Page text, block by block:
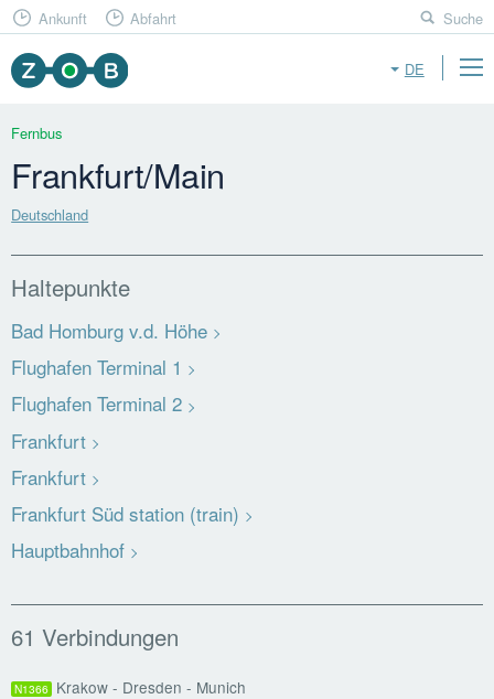
DE
Ankunft Abfahrt Suche
Fernbus
Frankfurt/Main
Deutschland
Haltepunkte
Bad Homburg v.d. Höhe
Flughafen Terminal 1
Flughafen Terminal 2
Frankfurt
Frankfurt
Frankfurt Süd station (train)
Hauptbahnhof
61 Verbindungen
N1366 Krakow - Dresden - Munich